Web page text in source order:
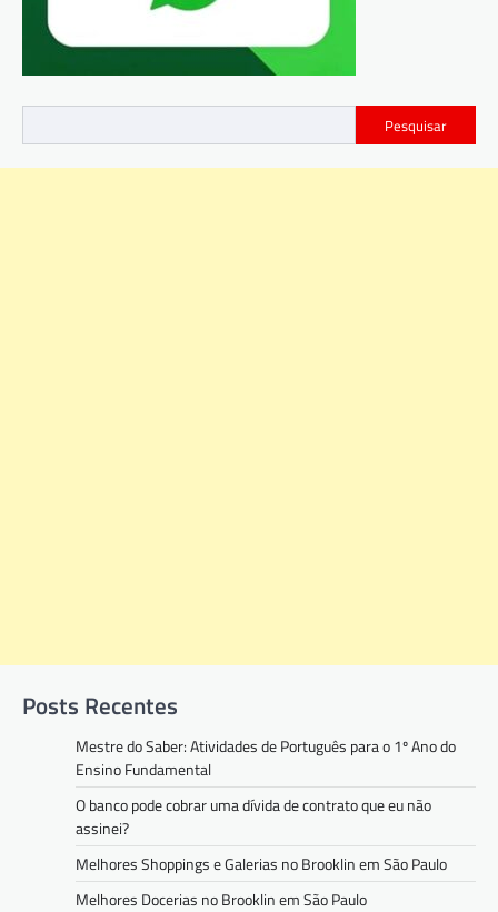
Pesquisar
Posts Recentes
Mestre do Saber: Atividades de Português para o 1º Ano do
Ensino Fundamental
O banco pode cobrar uma dívida de contrato que eu não
assinei?
Melhores Shoppings e Galerias no Brooklin em São Paulo
Melhores Docerias no Brooklin em São Paulo